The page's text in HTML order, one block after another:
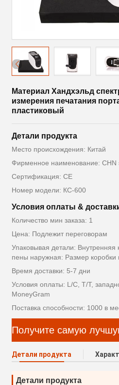
Материал Хандхэльд
измерения печатания
пластиковый
Детали продукта
Место происхождения: Китай
Фирменное наименование: CHN
Сертификация: CE
Номер модели: КС-600
Условия оплаты &
Количество мин заказа: 1
Цена: Подлежит переговорам
Упаковывая детали: Внутренняя
пены наружная: Размер коробки
Время доставки: 5-7 дни
Условия оплаты: L/C, T/T,
MoneyGram
Поставка способности: 1000 в
Получите самую
Детали продукта
Детали продукта